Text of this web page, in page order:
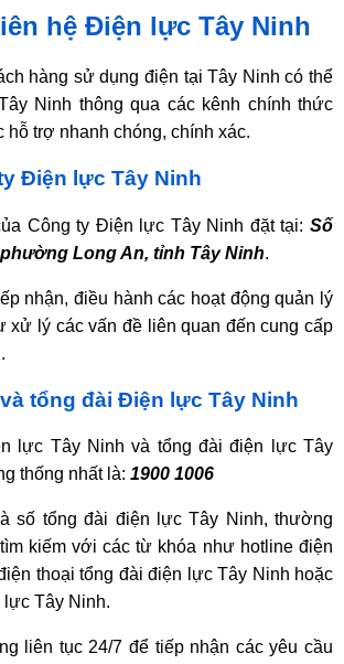
hệ Điện lực Tây Ninh
hàng sử dụng điện tại Tây Ninh có thể
Ninh thông qua các kênh chính thức
trợ nhanh chóng, chính xác.
Điện lực Tây Ninh
Công ty Điện lực Tây Ninh đặt tại: Số
Long An, tỉnh Tây Ninh.
nhận, điều hành các hoạt động quản lý
xử lý các vấn đề liên quan đến cung cấp
tổng đài Điện lực Tây Ninh
lực Tây Ninh và tổng đài điện lực Tây
thống nhất là: 1900 1006
số tổng đài điện lực Tây Ninh, thường
kiếm với các từ khóa như hotline điện
thoại tổng đài điện lực Tây Ninh hoặc
lực Tây Ninh.
liên tục 24/7 để tiếp nhận các yêu cầu